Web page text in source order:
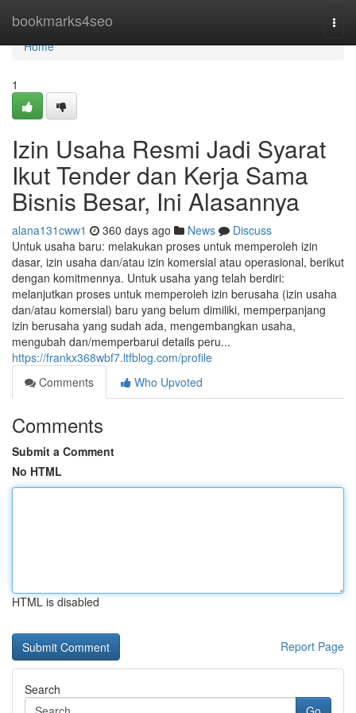
bookmarks4seo
Home
Home
1
Izin Usaha Resmi Jadi Syarat
Ikut Tender dan Kerja Sama
Bisnis Besar, Ini Alasannya
alana131cww1 360 days ago News
Discuss
Untuk usaha baru: melakukan proses untuk memperoleh izin
dasar, izin usaha dan/atau izin komersial atau operasional, berikut
dengan komitmennya. Untuk usaha yang telah berdiri:
melanjutkan proses untuk memperoleh izin berusaha (izin usaha
dan/atau komersial) baru yang belum dimiliki, memperpanjang
izin berusaha yang sudah ada, mengembangkan usaha,
mengubah dan/memperbarui details peru...
https://frankx368wbf7.ltfblog.com/profile
Comments
Who Upvoted
Comments
Submit a Comment
No HTML
HTML is disabled
Report Page
Search